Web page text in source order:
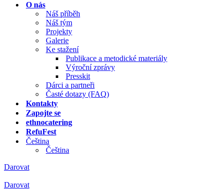
O nás
Náš příběh
Náš tým
Projekty
Galerie
Ke stažení
Publikace a metodické materiály
Výroční zprávy
Presskit
Dárci a partneři
Časté dotazy (FAQ)
Kontakty
Zapojte se
ethnocatering
RefuFest
Čeština
Čeština
Darovat
Darovat